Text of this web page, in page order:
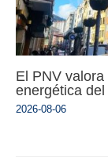
El PNV
energética
2026-08-06